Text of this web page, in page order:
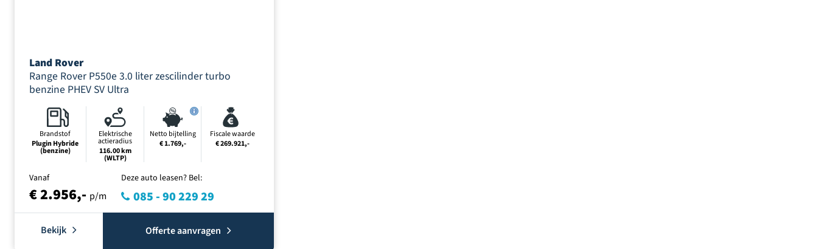
Land Rover
Range Rover P550e 3.0 liter zescilinder turbo
benzine PHEV SV Ultra
Brandstof
Plugin Hybride
(benzine)
Elektrische
actieradius
116.00 km
(WLTP)
Netto bijtelling
€ 1.769,-
Fiscale waarde
€ 269.921,-
Vanaf
€ 2.956,- p/m
Deze auto leasen? Bel:
085 - 90 229 29
Bekijk Offerte aanvragen